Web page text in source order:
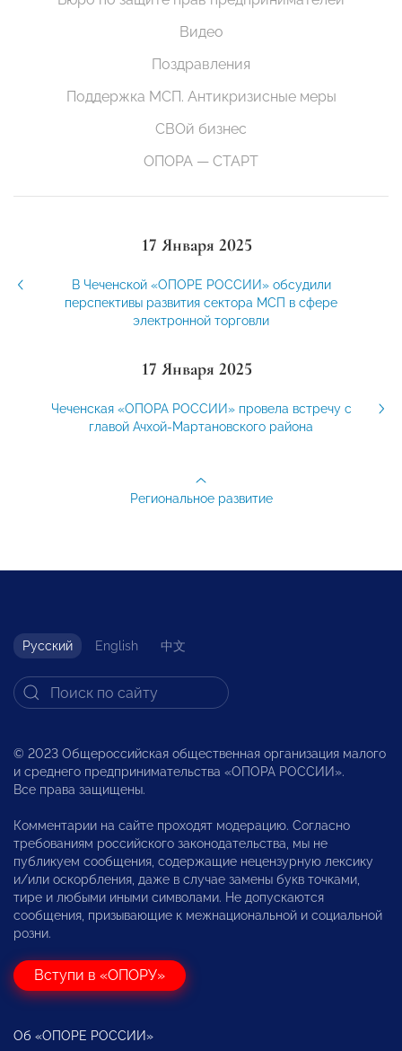
Видео
Поздравления
Поддержка МСП. Антикризисные меры
СВОй бизнес
ОПОРА — СТАРТ
17 Января 2025
В Чеченской «ОПОРЕ РОССИИ» обсудили
перспективы развития сектора МСП в сфере
электронной торговли
17 Января 2025
Чеченская «ОПОРА РОССИИ» провела встречу с
главой Ачхой-Мартановского района
Региональное развитие
Русский English 中文
© 2023 Общероссийская общественная организация малого
и среднего предпринимательства «ОПОРА РОССИИ».
Все права защищены.
Комментарии на сайте проходят модерацию. Согласно
требованиям российского законодательства, мы не
публикуем сообщения, содержащие нецензурную лексику
и/или оскорбления, даже в случае замены букв точками,
тире и любыми иными символами. Не допускаются
сообщения, призывающие к межнациональной и социальной
розни.
Вступи в «ОПОРУ»
Об «ОПОРЕ РОССИИ»